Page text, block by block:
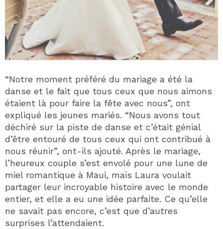
“Notre moment préféré du mariage a été la
danse et le fait que tous ceux que nous aimons
étaient là pour faire la fête avec nous”, ont
expliqué les jeunes mariés. “Nous avons tout
déchiré sur la piste de danse et c’était génial
d’être entouré de tous ceux qui ont contribué à
nous réunir”, ont-ils ajouté. Après le mariage,
l’heureux couple s’est envolé pour une lune de
miel romantique à Maui, mais Laura voulait
partager leur incroyable histoire avec le monde
entier, et elle a eu une idée parfaite. Ce qu’elle
ne savait pas encore, c’est que d’autres
surprises l’attendaient.